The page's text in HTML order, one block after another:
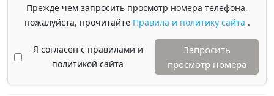
Прежде чем запросить просмотр номера телефона,
пожалуйста, прочитайте Правила и политику сайта .
Я согласен с правилами и
политикой сайта
Запросить
просмотр номера